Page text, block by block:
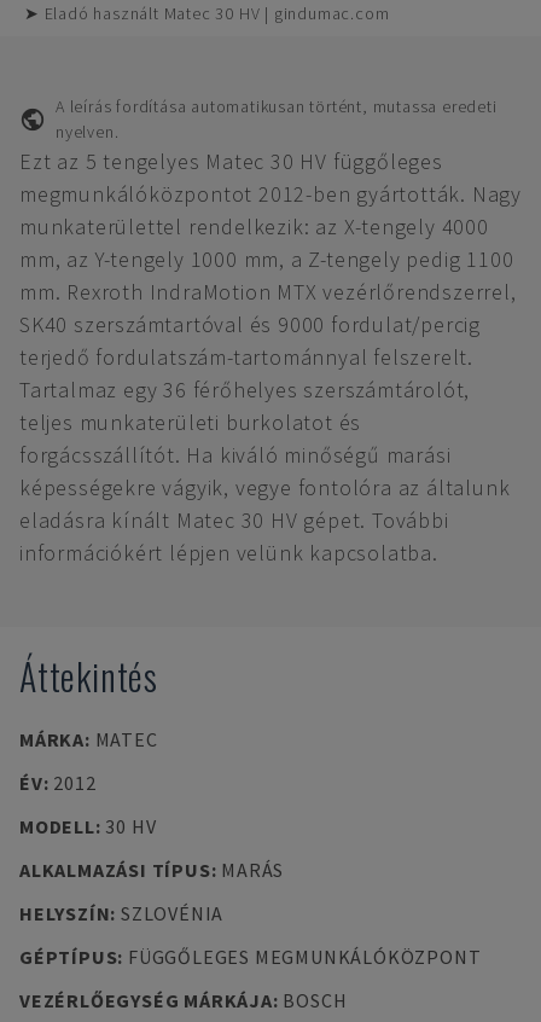
➤ Eladó használt Matec 30 HV | gindumac.com
A leírás fordítása automatikusan történt, mutassa eredeti
nyelven.
Ezt az 5 tengelyes Matec 30 HV függőleges
megmunkálóközpontot 2012-ben gyártották. Nagy
munkaterülettel rendelkezik: az X-tengely 4000
mm, az Y-tengely 1000 mm, a Z-tengely pedig 1100
mm. Rexroth IndraMotion MTX vezérlőrendszerrel,
SK40 szerszámtartóval és 9000 fordulat/percig
terjedő fordulatszám-tartománnyal felszerelt.
Tartalmaz egy 36 férőhelyes szerszámtárolót,
teljes munkaterületi burkolatot és
forgácsszállítót. Ha kiváló minőségű marási
képességekre vágyik, vegye fontolóra az általunk
eladásra kínált Matec 30 HV gépet. További
információkért lépjen velünk kapcsolatba.
Áttekintés
MÁRKA: MATEC
ÉV: 2012
MODELL: 30 HV
ALKALMAZÁSI TÍPUS: MARÁS
HELYSZÍN: SZLOVÉNIA
GÉPTÍPUS: FÜGGŐLEGES MEGMUNKÁLÓKÖZPONT
VEZÉRLŐEGYSÉG MÁRKÁJA: BOSCH